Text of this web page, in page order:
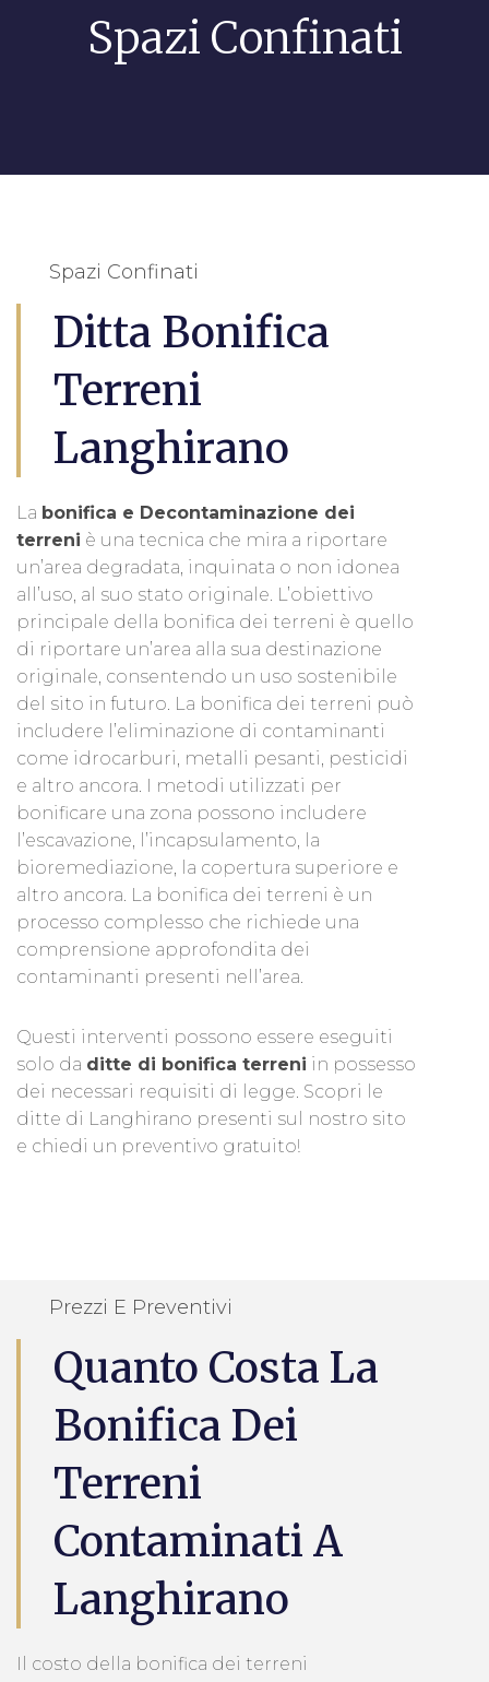
Spazi Confinati
Spazi Confinati
Ditta Bonifica
Terreni
Langhirano
La bonifica e Decontaminazione dei
terreni è una tecnica che mira a riportare
un’area degradata, inquinata o non idonea
all’uso, al suo stato originale. L’obiettivo
principale della bonifica dei terreni è quello
di riportare un’area alla sua destinazione
originale, consentendo un uso sostenibile
del sito in futuro. La bonifica dei terreni può
includere l’eliminazione di contaminanti
come idrocarburi, metalli pesanti, pesticidi
e altro ancora. I metodi utilizzati per
bonificare una zona possono includere
l’escavazione, l’incapsulamento, la
bioremediazione, la copertura superiore e
altro ancora. La bonifica dei terreni è un
processo complesso che richiede una
comprensione approfondita dei
contaminanti presenti nell’area.
Questi interventi possono essere eseguiti
solo da ditte di bonifica terreni in possesso
dei necessari requisiti di legge. Scopri le
ditte di Langhirano presenti sul nostro sito
e chiedi un preventivo gratuito!
Prezzi E Preventivi
Quanto Costa La
Bonifica Dei
Terreni
Contaminati A
Langhirano
Il costo della bonifica dei terreni